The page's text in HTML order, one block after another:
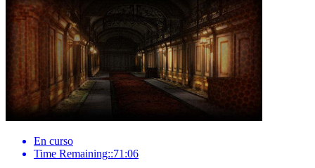
En curso
Time Remaining::71:06